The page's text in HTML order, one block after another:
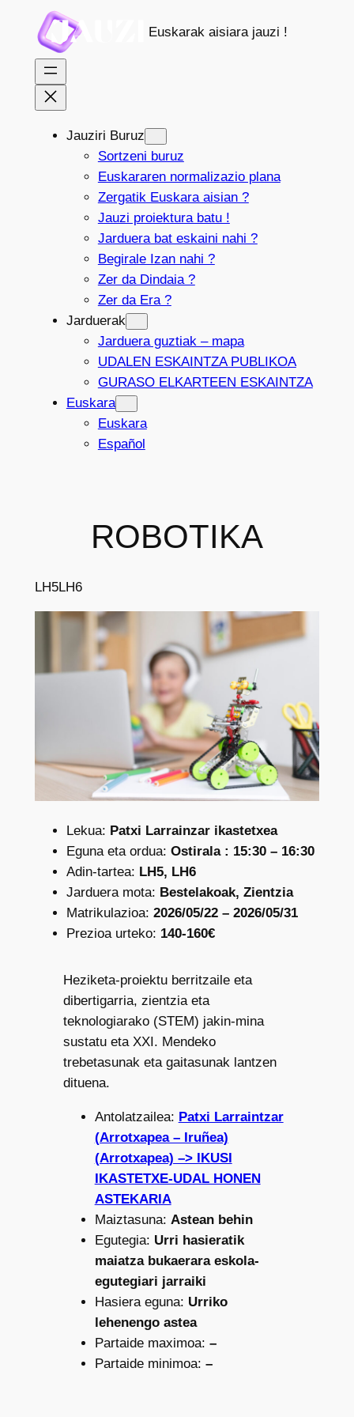
edukira
Euskarak aisiara jauzi !
Jauziri Buruz
Sortzeni buruz
Euskararen normalizazio plana
Zergatik Euskara aisian ?
Jauzi proiektura batu !
Jarduera bat eskaini nahi ?
Begirale Izan nahi ?
Zer da Dindaia ?
Zer da Era ?
Jarduerak
Jarduera guztiak – mapa
UDALEN ESKAINTZA PUBLIKOA
GURASO ELKARTEEN ESKAINTZA
Euskara
Euskara
Español
ROBOTIKA
LH5LH6
Lekua: Patxi Larrainzar ikastetxea
Eguna eta ordua: Ostirala : 15:30 – 16:30
Adin-tartea: LH5, LH6
Jarduera mota: Bestelakoak, Zientzia
Matrikulazioa: 2026/05/22 – 2026/05/31
Prezioa urteko: 140-160€
Heziketa-proiektu berritzaile eta
dibertigarria, zientzia eta
teknologiarako (STEM) jakin-mina
sustatu eta XXI. Mendeko
trebetasunak eta gaitasunak lantzen
dituena.
Antolatzailea: Patxi Larraintzar
(Arrotxapea – Iruñea)
(Arrotxapea) –> IKUSI
IKASTETXE-UDAL HONEN
ASTEKARIA
Maiztasuna: Astean behin
Egutegia: Urri hasieratik
maiatza bukaerara eskola-
egutegiari jarraiki
Hasiera eguna: Urriko
lehenengo astea
Partaide maximoa: –
Partaide minimoa: –